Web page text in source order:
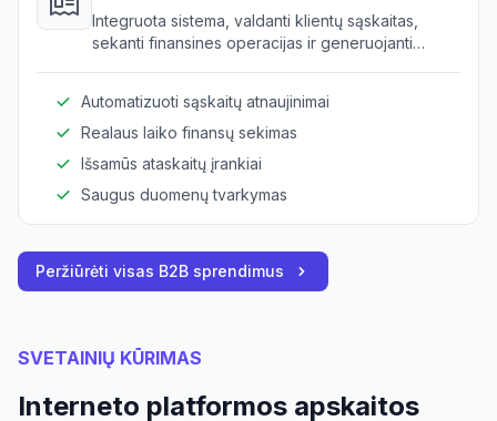
Integruota sistema, valdanti klientų sąskaitas,
sekanti finansines operacijas ir generuojanti
Automatizuoti sąskaitų atnaujinimai
Realaus laiko finansų sekimas
Išsamūs ataskaitų įrankiai
Saugus duomenų tvarkymas
Peržiūrėti visas B2B sprendimus
SVETAINIŲ KŪRIMAS
Interneto platformos apskaitos